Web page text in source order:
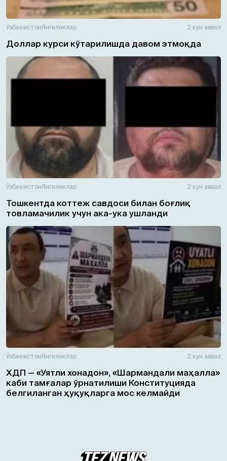
ЎзбекистонЯнгиликлар 2 кун аввал
Доллар курси кўтарилишда давом этмоқда
ЎзбекистонЯнгиликлар 2 кун аввал
Тошкентда коттеж савдоси билан боғлиқ
товламачилик учун ака-ука ушланди
ЎзбекистонЯнгиликлар 2 кун аввал
ХДП — «Уятли хонадон», «Шармандали маҳалла»
каби тамғалар ўрнатилиши Конституцияда
белгиланган ҳуқуқларга мос келмайди